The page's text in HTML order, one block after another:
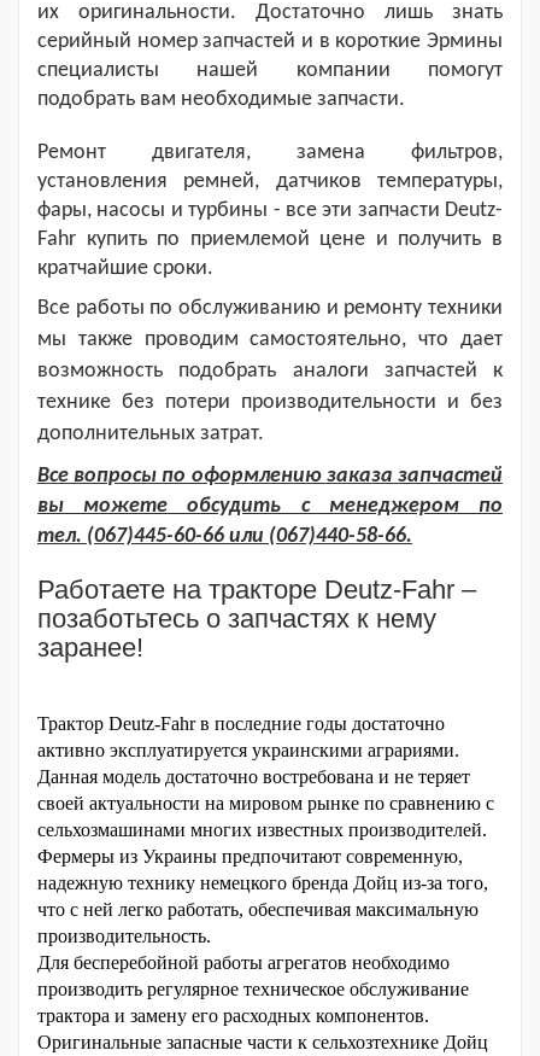
их оригинальности. Достаточно лишь знать
серийный номер запчастей и в короткие Эрмины
специалисты нашей компании помогут
подобрать вам необходимые запчасти.
Ремонт двигателя, замена фильтров,
установления ремней, датчиков температуры,
фары, насосы и турбины - все эти запчасти Deutz-
Fahr купить по приемлемой цене и получить в
кратчайшие сроки.
Все работы по обслуживанию и ремонту техники
мы также проводим самостоятельно, что дает
возможность подобрать аналоги запчастей к
технике без потери производительности и без
дополнительных затрат.
Все вопросы по оформлению заказа запчастей
вы можете обсудить с менеджером по
тел. (067)445-60-66 или (067)440-58-66.
Работаете на тракторе Deutz-Fahr –
позаботьтесь о запчастях к нему
заранее!
Трактор Deutz-Fahr в последние годы достаточно
активно эксплуатируется украинскими аграриями.
Данная модель достаточно востребована и не теряет
своей актуальности на мировом рынке по сравнению с
сельхозмашинами многих известных производителей.
Фермеры из Украины предпочитают современную,
надежную технику немецкого бренда Дойц из-за того,
что с ней легко работать, обеспечивая максимальную
производительность.
Для бесперебойной работы агрегатов необходимо
производить регулярное техническое обслуживание
трактора и замену его расходных компонентов.
Оригинальные запасные части к сельхозтехнике Дойц